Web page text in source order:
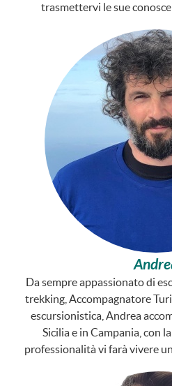
trasmettervi le sue
Da sempre appassionato di
trekking, Accompagnatore
escursionistica, Andrea
Sicilia e in Campania, con
professionalità vi farà vivere